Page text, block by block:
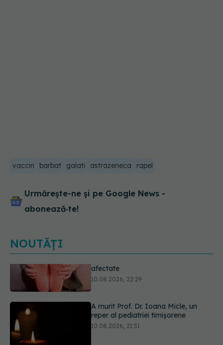
vaccin barbat galati astrazeneca rapel
Urmărește-ne și pe Google News -
abonează‑te!
NOUTĂȚI
A murit Prof. Dr. Ioana Micle, un